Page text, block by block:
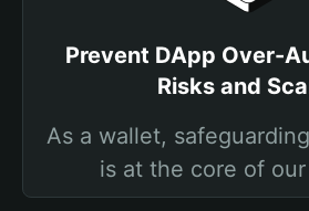
Prevent DApp Over-
Risks and
As a wallet,
is at the core of our